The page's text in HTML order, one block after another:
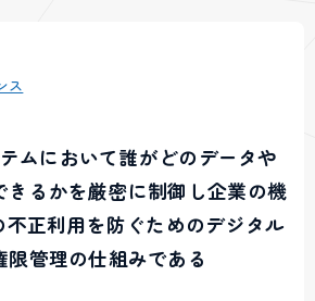
ス
ムにおいて誰がどのデータや
きるかを厳密に制御し企業の機
正利用を防ぐためのデジタル
管理の仕組みである